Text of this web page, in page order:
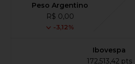
Peso Argentino
R$ 0,00
-3,12%
Ibovespa
172,513,42 pts